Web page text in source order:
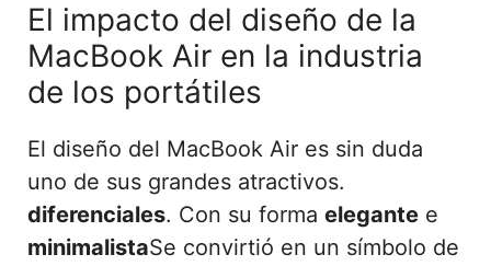
El impacto del diseño de la
MacBook Air en la industria
de los portátiles
El diseño del MacBook Air es sin duda
uno de sus grandes atractivos.
diferenciales. Con su forma elegante e
minimalistaSe convirtió en un símbolo de